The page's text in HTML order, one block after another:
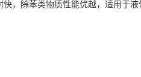
，除苯类物质性能优越，适用于液